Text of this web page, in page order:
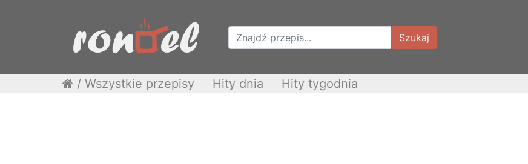
Szukaj
/ Wszystkie przepisy Hity dnia Hity tygodnia